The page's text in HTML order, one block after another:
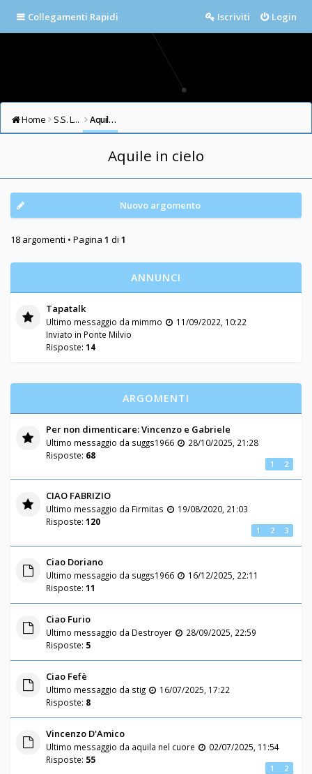
Collegamenti Rapidi Login
Iscriviti
Home S.S. LAZIO FORUM Aquile in cielo
Aquile in cielo
Nuovo argomento
18 argomenti • Pagina 1 di 1
ANNUNCI
Tapatalk
Ultimo messaggio da mimmo
11/09/2022, 10:22
Inviato in Ponte Milvio
Risposte: 14
ARGOMENTI
Per non dimenticare: Vincenzo e Gabriele
Ultimo messaggio da suggs1966
28/10/2025, 21:28
Risposte: 68
1 2
CIAO FABRIZIO
Ultimo messaggio da Firmitas
19/08/2020, 21:03
Risposte: 120
1 2 3
Ciao Doriano
Ultimo messaggio da suggs1966
16/12/2025, 22:11
Risposte: 11
Ciao Furio
Ultimo messaggio da Destroyer
28/09/2025, 22:59
Risposte: 5
Ciao Fefè
Ultimo messaggio da stig
16/07/2025, 17:22
Risposte: 8
Vincenzo D'Amico
Ultimo messaggio da aquila nel cuore
02/07/2025, 11:54
Risposte: 55
1 2